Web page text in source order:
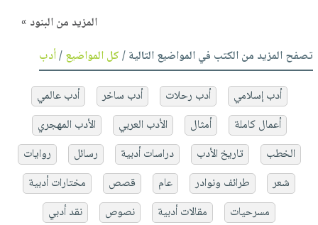
المزيد من البنود »
تصفح المزيد من الكتب في المواضيع التالية /كل المواضيع/أدب
أدب إسلامي أدب رحلات أدب ساخر
أدب عالمي
أعمال كاملة
أمثال الأدب العربي
الأدب المهجري
الخطب
تاريخ الأدب دراسات أدبية رسائل
روايات
شعر
طرائف ونوادر عام قصص
مختارات أدبية
مسرحيات
مقالات أدبية نصوص نقد أدبي